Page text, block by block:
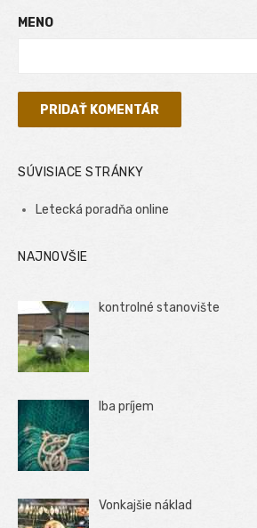
MENO
SÚVISIACE STRÁNKY
Letecká poradňa online
NAJNOVŠIE
kontrolné stanovište
Iba príjem
Vonkajšie náklad